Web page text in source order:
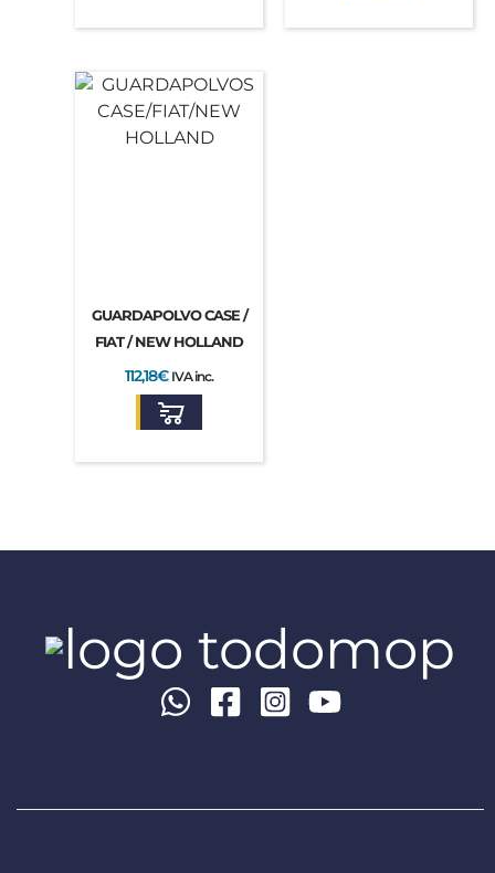
GUARDAPOLVO CASE /
FIAT / NEW HOLLAND
112,18€ IVA inc.